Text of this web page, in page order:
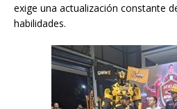
exige una actualización constante
habilidades.